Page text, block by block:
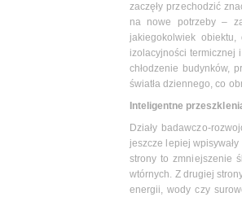
zaczęły przechodzić
na nowe potrzeby –
jakiegokolwiek
izolacyjności termicznej
chłodzenie budynków,
światła dziennego, co
Inteligentne
Działy badawczo-
jeszcze lepiej
strony to zmniejszenie
wtórnych. Z drugiej
energii, wody czy